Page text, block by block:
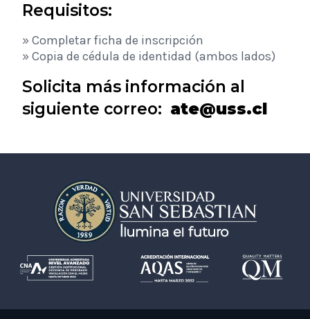
Requisitos:
» Completar ficha de inscripción
» Copia de cédula de identidad (ambos lados)
Solicita más información al
siguiente correo: ate@uss.cl